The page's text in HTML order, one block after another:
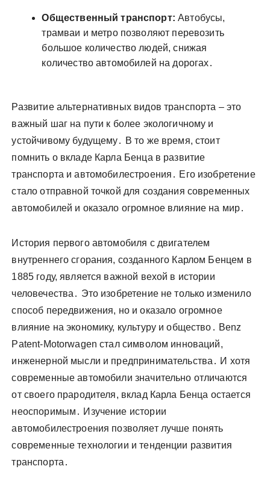
Общественный транспорт: Автобусы,
трамваи и метро позволяют перевозить
большое количество людей, снижая
количество автомобилей на дорогах․
Развитие альтернативных видов транспорта – это
важный шаг на пути к более экологичному и
устойчивому будущему․ В то же время, стоит
помнить о вкладе Карла Бенца в развитие
транспорта и автомобилестроения․ Его изобретение
стало отправной точкой для создания современных
автомобилей и оказало огромное влияние на мир․
История первого автомобиля с двигателем
внутреннего сгорания, созданного Карлом Бенцем в
1885 году, является важной вехой в истории
человечества․ Это изобретение не только изменило
способ передвижения, но и оказало огромное
влияние на экономику, культуру и общество․ Benz
Patent-Motorwagen стал символом инноваций,
инженерной мысли и предпринимательства․ И хотя
современные автомобили значительно отличаются
от своего прародителя, вклад Карла Бенца остается
неоспоримым․ Изучение истории
автомобилестроения позволяет лучше понять
современные технологии и тенденции развития
транспорта․